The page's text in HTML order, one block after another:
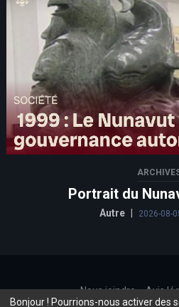
Portrait du
Autre 2026-08-
Bonjour ! Pourrions-nous activer des
Nous joindre Avis